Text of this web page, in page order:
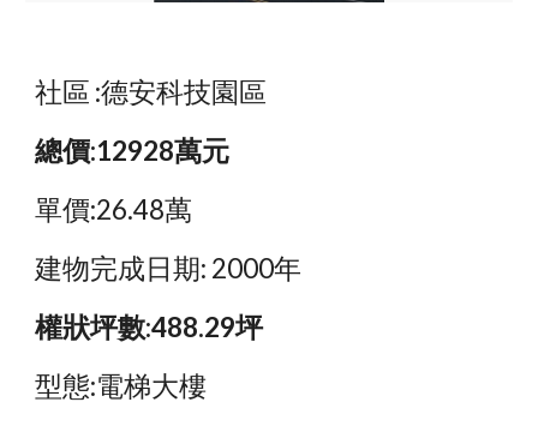
社區 :德安科技園區
總價:12928萬元
單價:26.48萬
建物完成日期: 2000年
權狀坪數:488.29坪
型態:電梯大樓